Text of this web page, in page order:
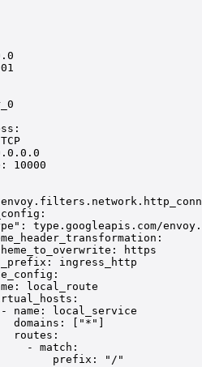
:
TCP
: 10000
:
: type.googleapis.com/
:
:
https
: ingress_http
:
:
local_route
:
- name :
local_service
domains : [ "*"
routes :
- match :
prefix :
"/"